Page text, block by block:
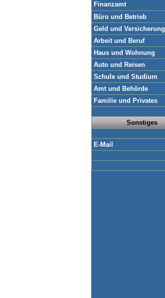
Finanzamt
Büro und Betrieb
Geld und Versicherung
Arbeit und Beruf
Haus und Wohnung
Auto und Reisen
Schule und Studium
Amt und Behörde
Familie und Privates
Sonstiges
E-Mail